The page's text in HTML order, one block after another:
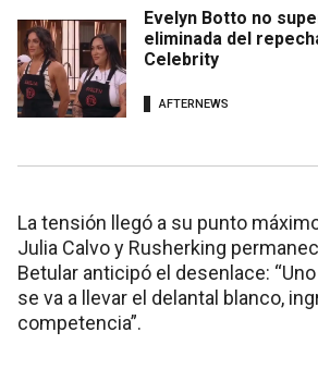
Evelyn Botto no
eliminada del
Celebrity
AFTERNEWS
La tensión llegó a su punto
Julia Calvo y Rusherking
Betular anticipó el desenlace:
se va a llevar el delantal blanco,
competencia”.